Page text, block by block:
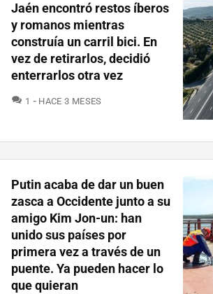
Jaén encontró restos íberos
y romanos mientras
construía un carril bici. En
vez de retirarlos, decidió
enterrarlos otra vez
1 COMENTARIOS
HACE 3 MESES
Putin acaba de dar un buen
zasca a Occidente junto a su
amigo Kim Jon-un: han
unido sus países por
primera vez a través de un
puente. Ya pueden hacer lo
que quieran